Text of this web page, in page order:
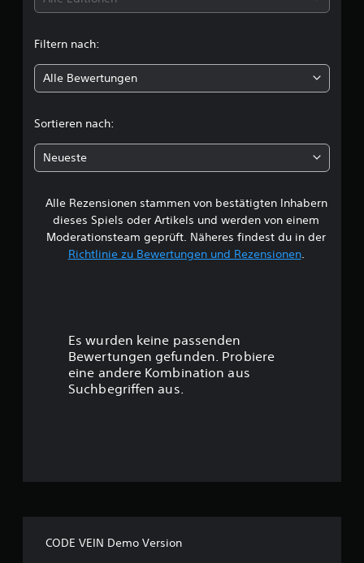
l
i
h
e
B
e
w
:
4
Filtern nach:
Alle Bewertungen
Sortieren nach:
Neueste
Alle Rezensionen stammen von bestätigten Inhabern
dieses Spiels oder Artikels und werden von einem
Moderationsteam geprüft. Näheres findest du in der
Richtlinie zu Bewertungen und Rezensionen.
Es wurden keine passenden
Bewertungen gefunden. Probiere
eine andere Kombination aus
Suchbegriffen aus.
CODE VEIN Demo Version